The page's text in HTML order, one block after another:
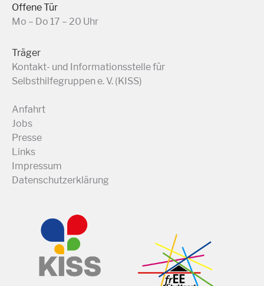
Offene Tür
Mo – Do 17 – 20 Uhr
Träger
Kontakt- und Informationsstelle für
Selbsthilfegruppen e. V. (KISS)
Anfahrt
Jobs
Presse
Links
Impressum
Datenschutzerklärung